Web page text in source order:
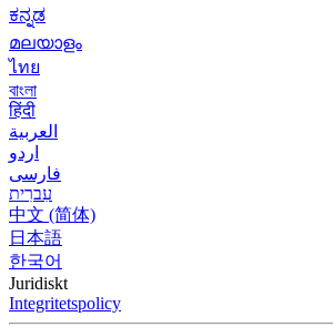
ಕನ್ನಡ
മലയാളം
ไทย
বাংলা
हिंदी
العربية
اردو
فارسی
עִברִית
中文 (简体)
日本語
한국어
Juridiskt
Integritetspolicy